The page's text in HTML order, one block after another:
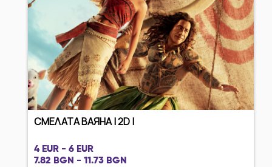
СМЕЛАТА ВАЯНА | 2D |
4 EUR - 6 EUR
7.82 BGN - 11.73 BGN